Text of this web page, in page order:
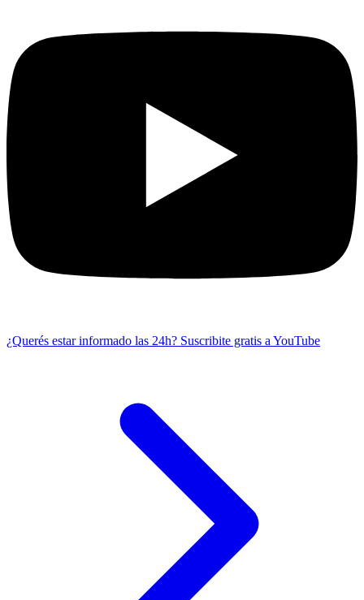
¿Querés estar informado las 24h? Suscribite gratis a YouTube